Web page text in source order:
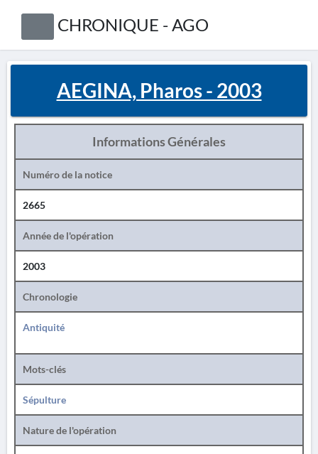
CHRONIQUE - AGO
AEGINA, Pharos - 2003
Informations Générales
Numéro de la notice
2665
Année de l'opération
2003
Chronologie
Antiquité
Mots-clés
Sépulture
Nature de l'opération